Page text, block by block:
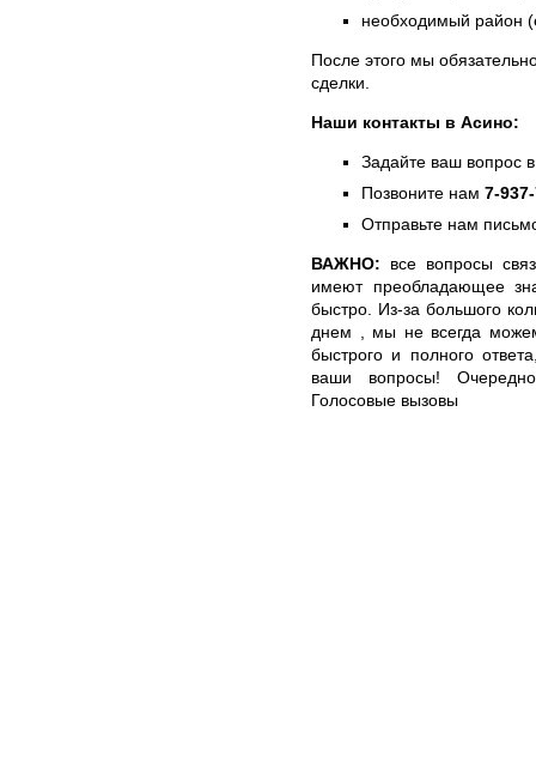
необходимый район
После этого мы
сделки.
Наши контакты в Асино:
Задайте ваш вопрос
Позвоните нам 7-
Отправьте нам
ВАЖНО: все вопросы
имеют преобладающее
быстро. Из-за большого
днем , мы не всегда
быстрого и полного
ваши вопросы!
Голосовые вызовы